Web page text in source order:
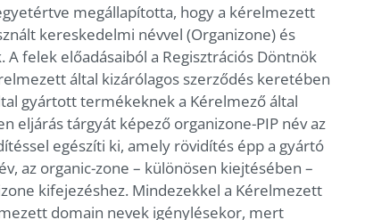
megállapította, hogy a kérelmezett
kereskedelmi névvel (Organizone) és
felek előadásaiból a Regisztrációs Döntnök
által kizárólagos szerződés keretében
gyártott termékeknek a Kérelmező által
eljárás tárgyát képező organizone-PIP név az
egészíti ki, amely rövidítés épp a gyártó
az organic-zone – különösen kiejtésében –
kifejezéshez. Mindezekkel a Kérelmezett
domain nevek igénylésekor, mert